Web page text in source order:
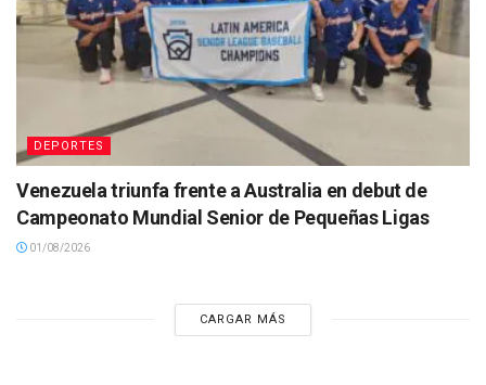
DEPORTES
Venezuela triunfa frente a Australia en debut de
Campeonato Mundial Senior de Pequeñas Ligas
01/08/2026
CARGAR MÁS